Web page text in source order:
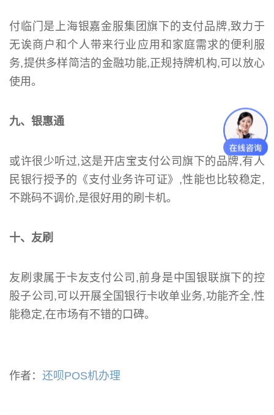
付临门是上海银嘉金服集团旗下的支付品牌,致力于
无诶商户和个人带来行业应用和家庭需求的便利服
务,提供多样简洁的金融功能,正规持牌机构,可以放心
使用。
九、银惠通
或许很少听过,这是开店宝支付公司旗下的品牌,有人
民银行授予的《支付业务许可证》,性能也比较稳定,
不跳码不调价,是很好用的刷卡机。
十、友刷
友刷隶属于卡友支付公司,前身是中国银联旗下的控
股子公司,可以开展全国银行卡收单业务,功能齐全,性
能稳定,在市场有不错的口碑。
作者： 还呗POS机办理